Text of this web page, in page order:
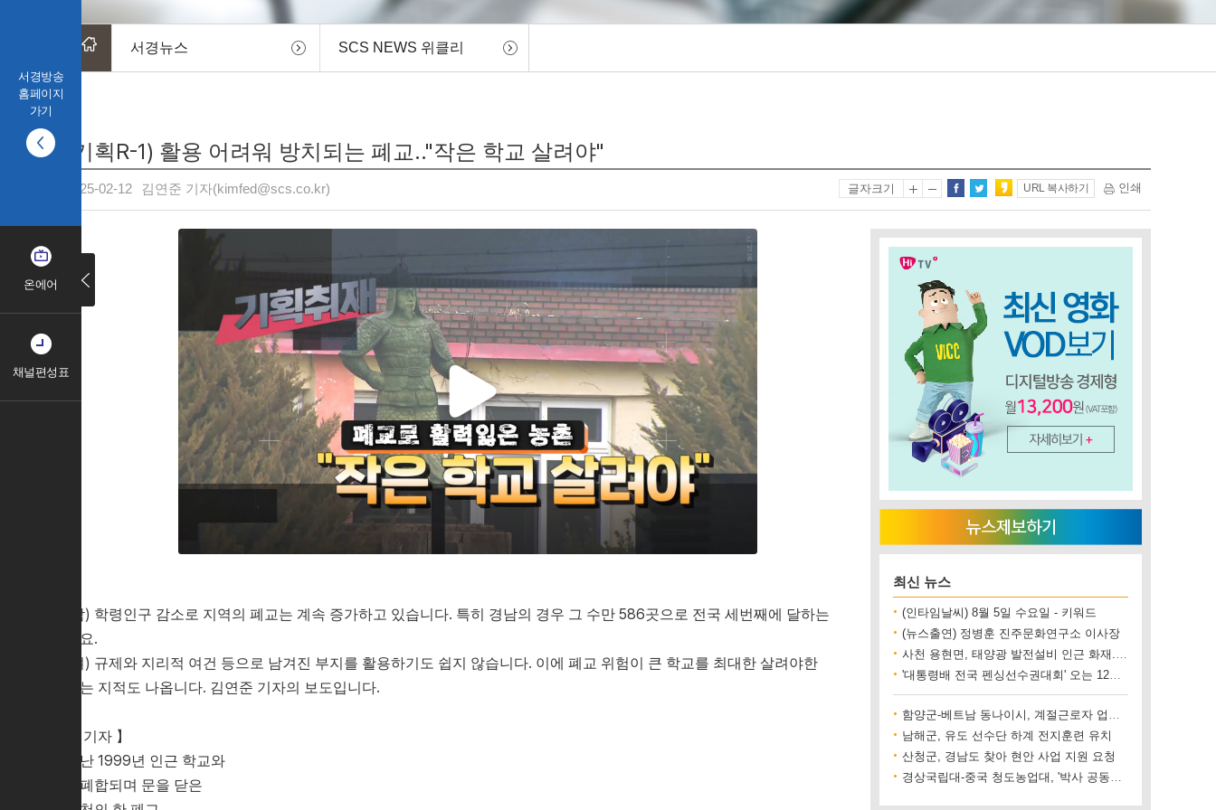
서경방송
홈페이지
가기
온에어
채널편성표
서경뉴스 SCS NEWS 위클리
(기획R-1) 활용 어려워 방치되는 폐교.."작은 학교 살려야"
2025-02-12 김연준 기자(kimfed@scs.co.kr) 글자크기 URL 복사하기 인쇄
(남) 학령인구 감소로 지역의 폐교는 계속 증가하고 있습니다. 특히 경남의 경우 그 수만 586곳으로 전국 세번째에 달하는
데요.
(여) 규제와 지리적 여건 등으로 남겨진 부지를 활용하기도 쉽지 않습니다. 이에 폐교 위험이 큰 학교를 최대한 살려야한
다는 지적도 나옵니다. 김연준 기자의 보도입니다.
【 기자 】
지난 1999년 인근 학교와
통폐합되며 문을 닫은
최신 뉴스
(인타임날씨) 8월 5일 수요일 - 키워드
(뉴스출연) 정병훈 진주문화연구소 이사장
사천 용현면, 태양광 발전설비 인근 화재..재산 피해 500만 원 상당
'대통령배 전국 펜싱선수권대회' 오는 12일 진주에서 개최
함양군-베트남 동나이시, 계절근로자 업무협약 체결
남해군, 유도 선수단 하계 전지훈련 유치
산청군, 경남도 찾아 현안 사업 지원 요청
경상국립대-중국 청도농업대, '박사 공동양성' 업무협약 체결